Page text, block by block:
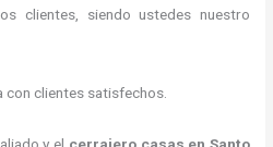
clientes, siendo ustedes nuestro
con clientes satisfechos.